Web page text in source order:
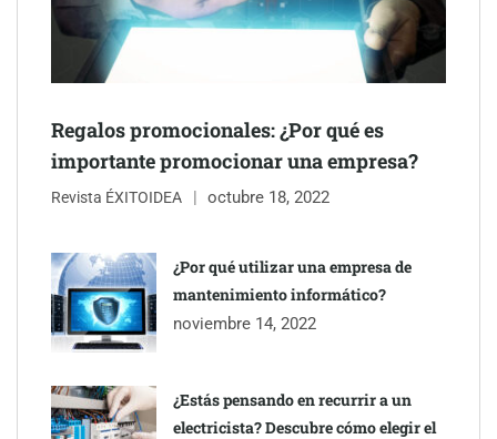
NOVA: innovación y diseño que transforman espacios de la
mano de Tormo Franquicias
Regalos promocionales: ¿Por qué es
importante promocionar una empresa?
Revista ÉXITOIDEA octubre 18, 2022
¿Por qué utilizar una empresa de
mantenimiento informático?
noviembre 14, 2022
¿Estás pensando en recurrir a un
electricista? Descubre cómo elegir el